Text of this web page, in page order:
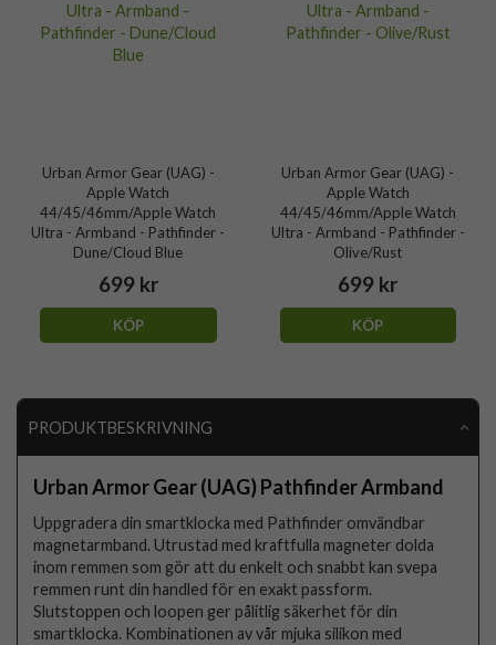
Urban Armor Gear (UAG) -
Apple Watch
44/45/46mm/Apple Watch
Ultra - Armband - Pathfinder -
Dune/Cloud Blue
699 kr
KÖP
Urban Armor Gear (UAG) -
Apple Watch
44/45/46mm/Apple Watch
Ultra - Armband - Pathfinder -
Olive/Rust
699 kr
KÖP
PRODUKTBESKRIVNING
Urban Armor Gear (UAG) Pathfinder Armband
Uppgradera din smartklocka med Pathfinder omvändbar
magnetarmband. Utrustad med kraftfulla magneter dolda
inom remmen som gör att du enkelt och snabbt kan svepa
remmen runt din handled för en exakt passform.
Slutstoppen och loopen ger pålitlig säkerhet för din
smartklocka. Kombinationen av vår mjuka silikon med